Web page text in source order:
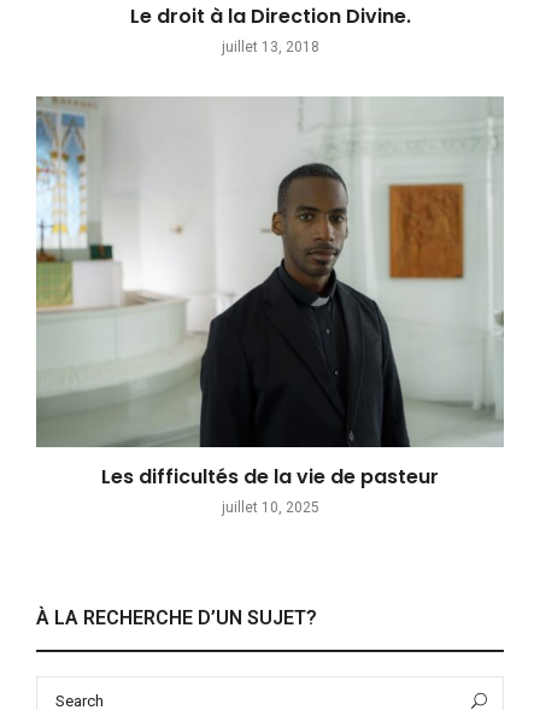
Le droit à la Direction Divine.
juillet 13, 2018
Les difficultés de la vie de pasteur
juillet 10, 2025
À LA RECHERCHE D’UN SUJET?